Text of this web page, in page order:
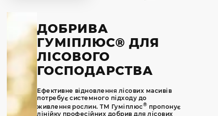
ДОБРИВА
ГУМІПЛЮС® ДЛЯ
ЛІСОВОГО
ГОСПОДАРСТВА
Ефективне відновлення лісових масивів
потребує системного підходу до
живлення рослин. ТМ Гуміплюс® пропонує
лінійку професійних добрив для лісових